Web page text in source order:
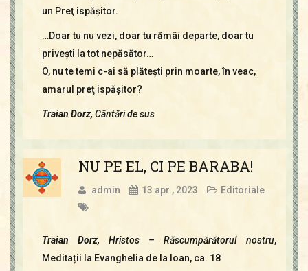
un Preţ ispăşitor.
…Doar tu nu vezi, doar tu rămâi departe, doar tu
priveşti la tot nepăsător…
O, nu te temi c-ai să plăteşti prin moarte, în veac,
amarul preţ ispăşitor?
Traian Dorz, Cântări de sus
NU PE EL, CI PE BARABA!
admin 13 apr., 2023 Editoriale
Traian Dorz, Hristos – Răscumpărătorul nostru,
Meditații la Evanghelia de la Ioan, ca. 18